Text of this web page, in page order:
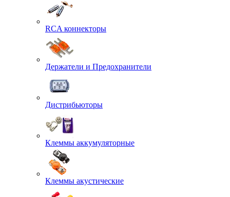
RCA коннекторы
Держатели и Предохранители
Дистрибьюторы
Клеммы аккумуляторные
Клеммы акустические